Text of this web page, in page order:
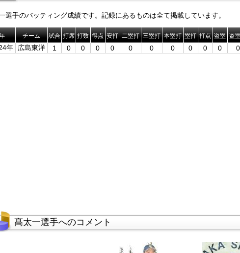
選手のバッティング成績です。記録にあるものは全て掲載しています。
チーム 試合 打席 打数 得点 安打 二塁打 三塁打 本塁打 塁打 打点 盗塁 盗
年 広島東洋 1 0 0 0 0 0 0 0 0 0 0 0
髙太一選手へのコメント